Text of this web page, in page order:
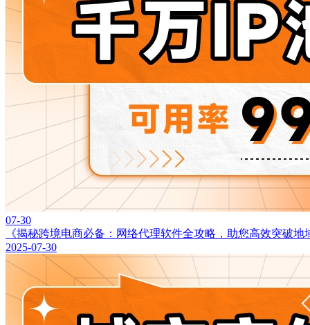
07-30
《揭秘跨境电商必备：网络代理软件全攻略，助您高效突破地
2025-07-30